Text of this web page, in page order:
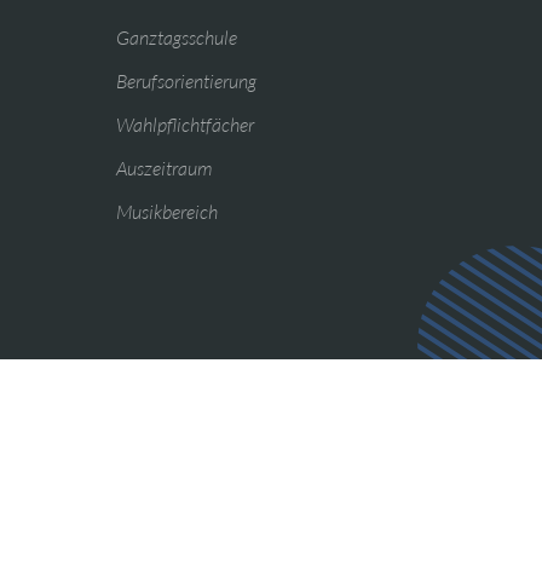
Ganztagsschule
Berufsorientierung
Wahlpflichtfächer
Auszeitraum
Musikbereich